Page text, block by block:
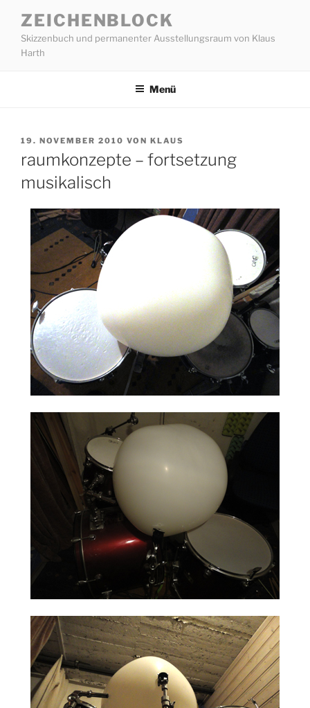
Inhalt
springen
ZEICHENBLOCK
Skizzenbuch und permanenter Ausstellungsraum von Klaus
Harth
Menü
VERÖFFENTLICHT
19. NOVEMBER 2010 VON KLAUS
raumkonzepte – fortsetzung
musikalisch